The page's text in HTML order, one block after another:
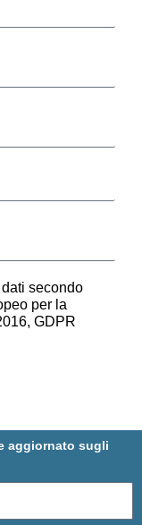
secondo
per la
GDPR
aggiornato sugli